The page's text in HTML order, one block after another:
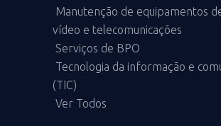
Manutenção de equipamentos
vídeo e telecomunicações
Serviços de BPO
Tecnologia da informação e
(TIC)
Ver Todos